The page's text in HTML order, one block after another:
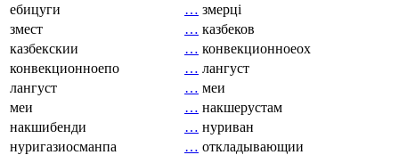
ебицуги
… змерці
змест
… казбеков
казбекскии
… конвекционноеох
конвекционноепо
… лангуст
лангуст
… меи
меи
… накшерустам
накшибенди
… нуриван
нуригазиосманпа
… откладывающии